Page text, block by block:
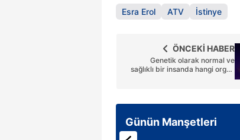
Esra Erol ATV İstinye
ÖNCEKİ HABER
Genetik olarak normal ve
sağlıklı bir insanda hangi organ
Günün Manşetleri